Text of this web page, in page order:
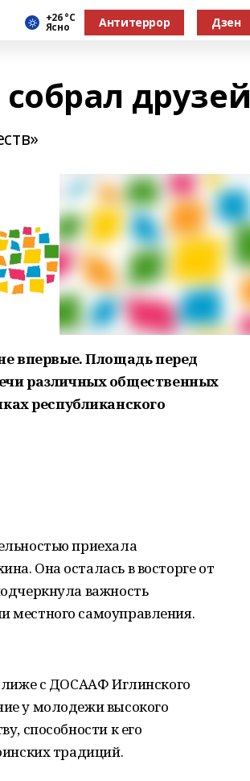
+26 °С
Ясно Антитеррор Дзен
друзей
впервые. Площадь перед
различных общественных
республиканского
приехала
Она осталась в восторге от
важность
местного самоуправления.
с ДОСААФ Иглинского
у молодежи высокого
способности к его
традиций.